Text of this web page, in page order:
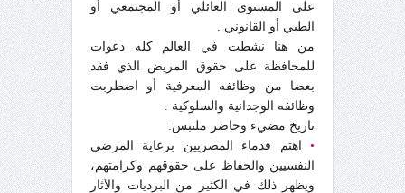
على المستوى العائلي أو المجتمعي أو
الطبي أو القانوني .
من هنا نشطت في العالم كله دعوات
للمحافظة على حقوق المريض الذي فقد
بعضا من وظائفه المعرفية أو اضطربت
وظائفه الوجدانية والسلوكية .
تاريخ مضيء وحاضر ملتبس:
• اهتم قدماء المصريين برعاية المرضى
النفسيين والحفاظ على حقوقهم وكرامتهم،
ويظهر ذلك في الكثير من البرديات والآثار